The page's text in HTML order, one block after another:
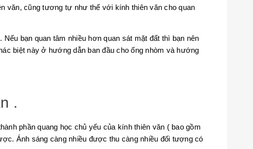
văn, cũng tương tự như thế với kính thiên văn cho quan
bạn quan tâm nhiều hơn quan sát mặt đất thì bạn nên
biệt này ở hướng dẫn ban đầu cho ống nhòm và hướng
.
phần quang học chủ yếu của kính thiên văn ( bao gồm
Ánh sáng càng nhiều được thu càng nhiều đối tượng có